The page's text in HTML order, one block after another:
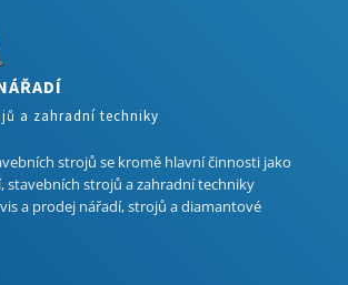
a zahradní techniky
strojů se kromě hlavní činnosti jako
stavebních strojů a zahradní techniky
a prodej nářadí, strojů a diamantové